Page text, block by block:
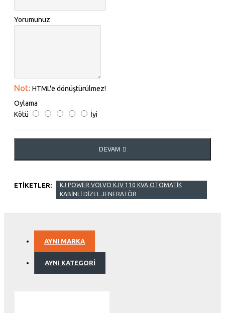
Yorumunuz
Not: HTML'e dönüştürülmez!
Oylama
Kötü
İyi
DEVAM
ETIKETLER:
KJ POWER VOLVO KJV 110 KVA OTOMATİK
KABİNLİ DİZEL JENERATÖR
AYNI MARKA
AYNI KATEGORI